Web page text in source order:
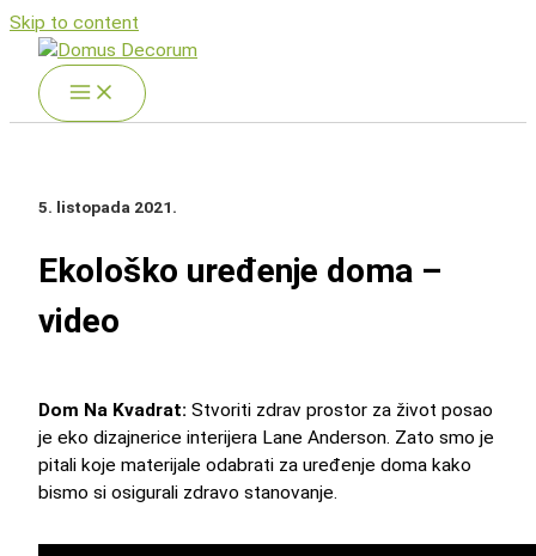
Skip to content
5. listopada 2021.
Ekološko uređenje doma –
video
Dom Na Kvadrat: Stvoriti zdrav prostor za život posao
je eko dizajnerice interijera Lane Anderson. Zato smo je
pitali koje materijale odabrati za uređenje doma kako
bismo si osigurali zdravo stanovanje.